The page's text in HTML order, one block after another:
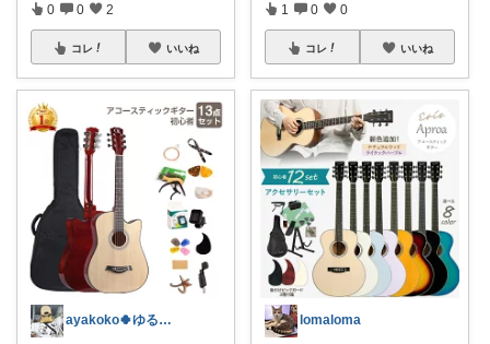
0 0 2
コレ いいね
ayakoko🍀ゆる暮らしROOM
1 0 0
コレ いいね
lomaloma